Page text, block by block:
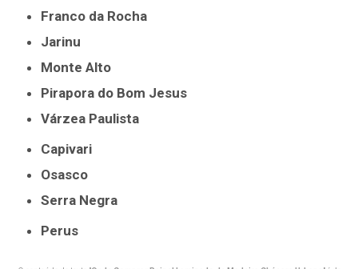
Franco da Rocha
Jarinu
Monte Alto
Pirapora do Bom Jesus
Várzea Paulista
Capivari
Osasco
Serra Negra
Perus